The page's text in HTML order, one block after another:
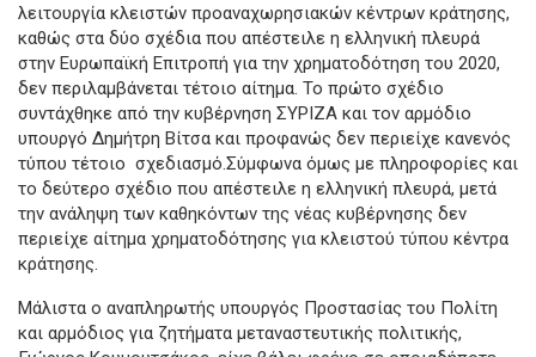
λειτουργία κλειστών προαναχωρησιακών κέντρων κράτησης,
καθώς στα δύο σχέδια που απέστειλε η ελληνική πλευρά
στην Ευρωπαϊκή Επιτροπή για την χρηματοδότηση του 2020,
δεν περιλαμβάνεται τέτοιο αίτημα. Το πρώτο σχέδιο
συντάχθηκε από την κυβέρνηση ΣΥΡΙΖΑ και τον αρμόδιο
υπουργό Δημήτρη Βίτσα και προφανώς δεν περιείχε κανενός
τύπου τέτοιο σχεδιασμό.Σύμφωνα όμως με πληροφορίες και
το δεύτερο σχέδιο που απέστειλε η ελληνική πλευρά, μετά
την ανάληψη των καθηκόντων της νέας κυβέρνησης δεν
περιείχε αίτημα χρηματοδότησης για κλειστού τύπου κέντρα
κράτησης.
Μάλιστα ο αναπληρωτής υπουργός Προστασίας του Πολίτη
και αρμόδιος για ζητήματα μεταναστευτικής πολιτικής,